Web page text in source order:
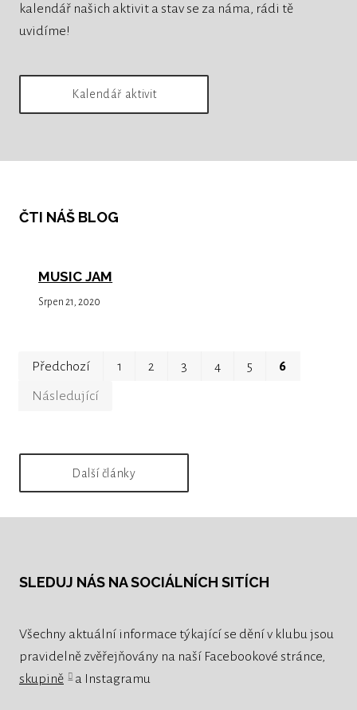
kalendář našich aktivit a stav se za náma, rádi tě
uvidíme!
Kalendář aktivit
ČTI NÁŠ BLOG
MUSIC JAM
Srpen 21, 2020
Předchozí 1 2 3 4 5 6
Následující
Další články
SLEDUJ NÁS NA SOCIÁLNÍCH SITÍCH
Všechny aktuální informace týkající se dění v klubu jsou
pravidelně zvěřejňovány na naší Facebookové stránce,
skupině
a Instagramu